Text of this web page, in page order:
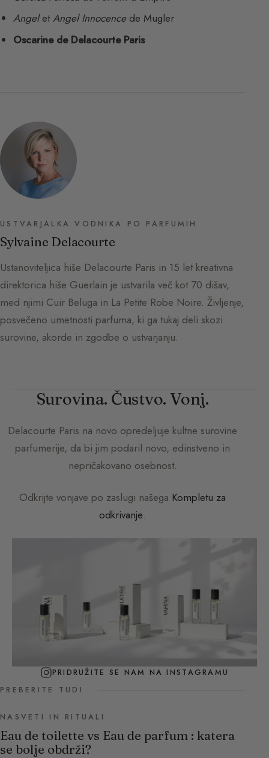
AngeletAngel Innocencede Mugler
Oscarine de Delacourte Paris
USTVARJALKA VODNIKA PO PARFUMIH
Sylvaine Delacourte
Ustanoviteljica hiše Delacourte Paris in 15 let kreativna
direktorica hiše Guerlain je ustvarila več kot 70 dišav,
med njimi Cuir Beluga in La Petite Robe Noire. Življenje,
posvečeno umetnosti parfuma, ki ga tukaj deli skozi
surovine, akorde in zgodbe o ustvarjanju.
Surovina. Čustvo. Vonj.
Delacourte Paris na novo opredeljuje kultne surovine
parfumerije, da bi jim podaril novo, edinstveno in
nepričakovano osebnost.
Odkrijte vonjave po zaslugi našega Kompletu za
odkrivanje.
PRIDRUŽITE SE NAM NA INSTAGRAMU
PREBERITE TUDI
NASVETI IN RITUALI
Eau de toilette vs Eau de parfum : katera
se bolje obdrži?